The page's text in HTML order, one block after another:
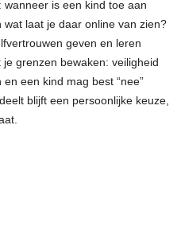
is een kind toe aan
laat je daar online van zien?
geven en leren
grenzen bewaken: veiligheid
een kind mag best “nee”
blijft een persoonlijke keuze,